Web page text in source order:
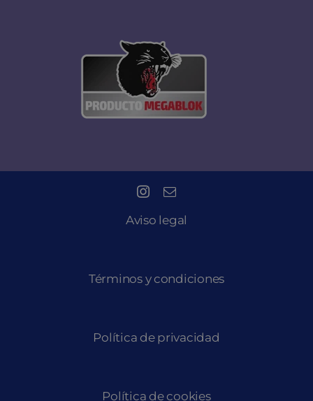
Aviso legal
Términos y condiciones
Política de privacidad
Política de cookies